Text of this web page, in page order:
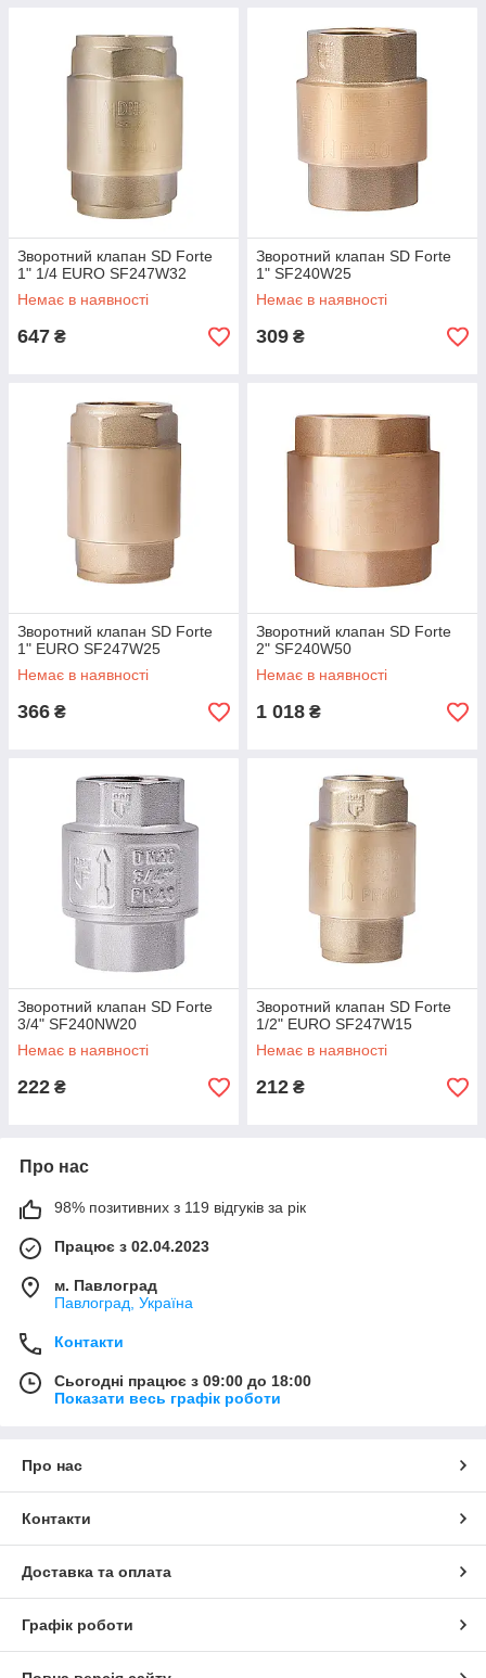
Зворотний клапан SD Forte
1" 1/4 EURO SF247W32
Немає в наявності
647 ₴
Зворотний клапан SD Forte
1" SF240W25
Немає в наявності
309 ₴
Зворотний клапан SD Forte
1" EURO SF247W25
Немає в наявності
366 ₴
Зворотний клапан SD Forte
2" SF240W50
Немає в наявності
1 018 ₴
Зворотний клапан SD Forte
3/4" SF240NW20
Немає в наявності
222 ₴
Зворотний клапан SD Forte
1/2" EURO SF247W15
Немає в наявності
212 ₴
Про нас
98% позитивних з 119 відгуків за рік
Працює з 02.04.2023
м. Павлоград
Павлоград, Україна
Контакти
Сьогодні працює з 09:00 до 18:00
Показати весь графік роботи
Про нас
Контакти
Доставка та оплата
Графік роботи